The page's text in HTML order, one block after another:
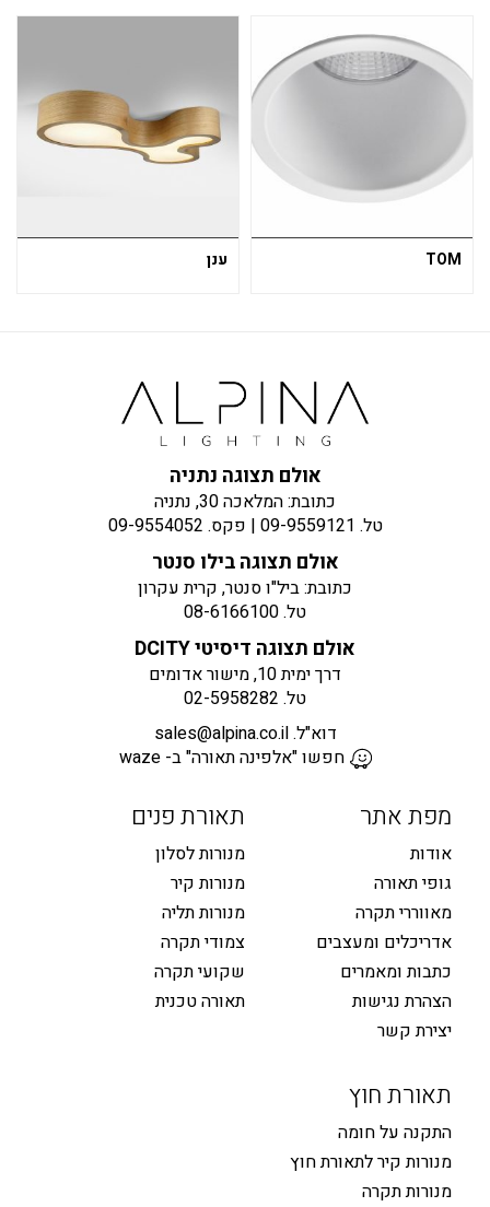
TOM ענן
אולם תצוגה נתניה
כתובת: המלאכה 30, נתניה
טל. 09-9559121 | פקס. 09-9554052
אולם תצוגה בילו סנטר
כתובת: ביל"ו סנטר, קרית עקרון
טל.08-6166100
אולם תצוגה דיסיטי DCITY
דרך ימית 10, מישור אדומים
טל. 02-5958282
דוא"ל.sales@alpina.co.il
חפשו "אלפינה תאורה" ב- waze
מפת אתר
אודות
גופי תאורה
מאווררי תקרה
אדריכלים ומעצבים
כתבות ומאמרים
הצהרת נגישות
יצירת קשר
תאורת פנים
מנורות לסלון
מנורות קיר
מנורות תליה
צמודי תקרה
שקועי תקרה
תאורה טכנית
תאורת חוץ
התקנה על חומה
מנורות קיר לתאורת חוץ
מנורות תקרה